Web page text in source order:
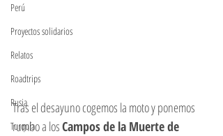
Perú
Proyectos solidarios
Relatos
Roadtrips
Rusia
Turquía
Tras el desayuno cogemos la moto y ponemos
rumbo a los Campos de la Muerte de